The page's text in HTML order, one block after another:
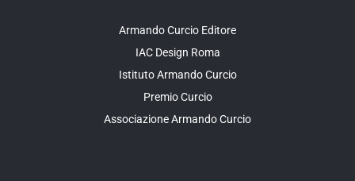
Armando Curcio Editore
IAC Design Roma
Istituto Armando Curcio
Premio Curcio
Associazione Armando Curcio